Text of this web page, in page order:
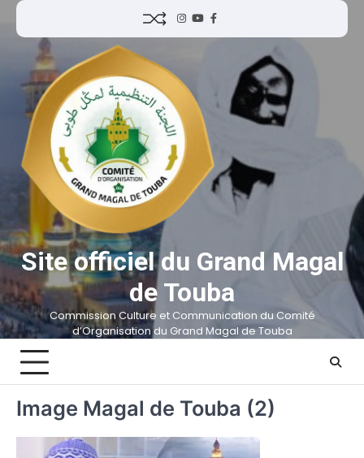
Site officiel du Grand Magal
de Touba
Commission Culture et Communication du Comité
d’Organisation du Grand Magal de Touba
Image Magal de Touba (2)